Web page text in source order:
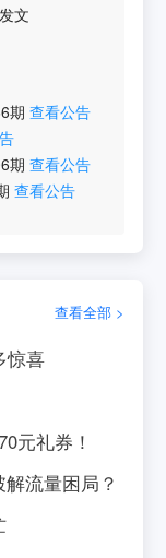
文
期 查看公告
期 查看公告
查看公告
查看全部 >
惊喜
元礼券！
流量困局？